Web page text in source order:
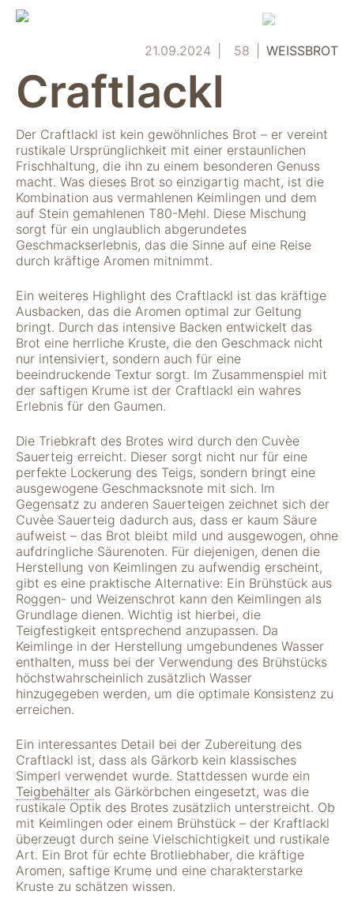
Skip
21.09.2024 58 WEISSBROT
Craftlackl
Der Craftlackl ist kein gewöhnliches Brot – er vereint
rustikale Ursprünglichkeit mit einer erstaunlichen
Frischhaltung, die ihn zu einem besonderen Genuss
macht. Was dieses Brot so einzigartig macht, ist die
Kombination aus vermahlenen Keimlingen und dem
auf Stein gemahlenen T80-Mehl. Diese Mischung
sorgt für ein unglaublich abgerundetes
Geschmackserlebnis, das die Sinne auf eine Reise
durch kräftige Aromen mitnimmt.
Ein weiteres Highlight des Craftlackl ist das kräftige
Ausbacken, das die Aromen optimal zur Geltung
bringt. Durch das intensive Backen entwickelt das
Brot eine herrliche Kruste, die den Geschmack nicht
nur intensiviert, sondern auch für eine
beeindruckende Textur sorgt. Im Zusammenspiel mit
der saftigen Krume ist der Craftlackl ein wahres
Erlebnis für den Gaumen.
Die Triebkraft des Brotes wird durch den Cuvèe
Sauerteig erreicht. Dieser sorgt nicht nur für eine
perfekte Lockerung des Teigs, sondern bringt eine
ausgewogene Geschmacksnote mit sich. Im
Gegensatz zu anderen Sauerteigen zeichnet sich der
Cuvèe Sauerteig dadurch aus, dass er kaum Säure
aufweist – das Brot bleibt mild und ausgewogen, ohne
aufdringliche Säurenoten. Für diejenigen, denen die
Herstellung von Keimlingen zu aufwendig erscheint,
gibt es eine praktische Alternative: Ein Brühstück aus
Roggen- und Weizenschrot kann den Keimlingen als
Grundlage dienen. Wichtig ist hierbei, die
Teigfestigkeit entsprechend anzupassen. Da
Keimlinge in der Herstellung umgebundenes Wasser
enthalten, muss bei der Verwendung des Brühstücks
höchstwahrscheinlich zusätzlich Wasser
hinzugegeben werden, um die optimale Konsistenz zu
erreichen.
Ein interessantes Detail bei der Zubereitung des
Craftlackl ist, dass als Gärkorb kein klassisches
Simperl verwendet wurde. Stattdessen wurde ein
Teigbehälter als Gärkörbchen eingesetzt, was die
rustikale Optik des Brotes zusätzlich unterstreicht. Ob
mit Keimlingen oder einem Brühstück – der Kraftlackl
überzeugt durch seine Vielschichtigkeit und rustikale
Art. Ein Brot für echte Brotliebhaber, die kräftige
Aromen, saftige Krume und eine charakterstarke
Kruste zu schätzen wissen.
Notwendig
Diese Cookies
sind für die
Funktionsweise
der Website
notwendig.
Statistiken
Um Funktion und
Struktur der Website
zu verbessern,
verwenden wir
anonymer
Nutzungsstatistiken.
Wir verwenden
"Google Analytics"
um
Nutzungsstatistiken
aufzuzeichnen.
Marketing